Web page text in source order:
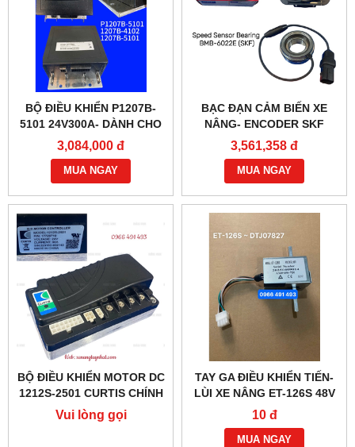
BỘ ĐIỀU KHIỂN P1207B-
5101 24V300A- DÀNH CHO
XE NÂNG
3,084,000 đ
MUA NGAY
BẠC ĐẠN CẢM BIẾN XE
NÂNG- ENCODER SKF
BMB-6022E
3,561,358 đ
MUA NGAY
BỘ ĐIỀU KHIỂN MOTOR DC
1212S-2501 CURTIS CHÍNH
HÃNG
Vui lòng gọi
TAY GA ĐIỀU KHIỂN TIẾN-
LÙI XE NÂNG ET-126S 48V
(6 DÂY)
10 đ
MUA NGAY